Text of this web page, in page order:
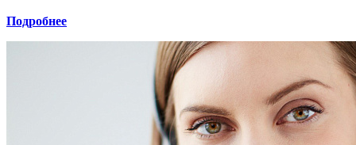
Подробнее